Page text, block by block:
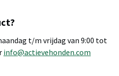
t/m vrijdag van 9:00 tot
info@actievehonden.com